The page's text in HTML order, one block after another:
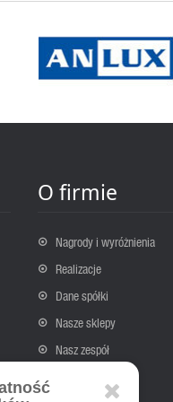
O firmie
Nagrody i wyróżnienia
Realizacje
Dane spółki
Nasze sklepy
Nasz zespół